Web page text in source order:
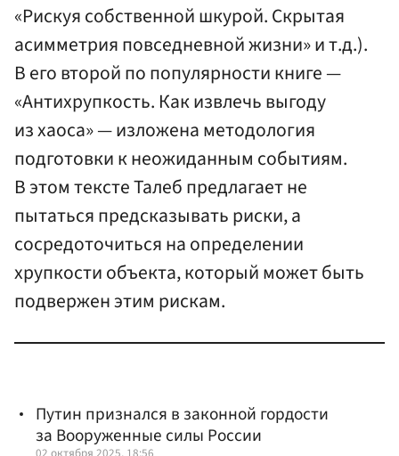
«Рискуя собственной шкурой. Скрытая
асимметрия повседневной жизни» и т.д.).
В его второй по популярности книге —
«Антихрупкость. Как извлечь выгоду
из хаоса» — изложена методология
подготовки к неожиданным событиям.
В этом тексте Талеб предлагает не
пытаться предсказывать риски, а
сосредоточиться на определении
хрупкости объекта, который может быть
подвержен этим рискам.
Путин признался в законной гордости
за Вооруженные силы России